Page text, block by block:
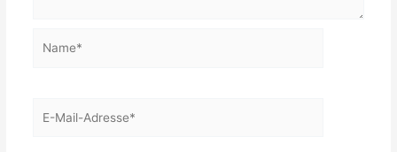
Mail-